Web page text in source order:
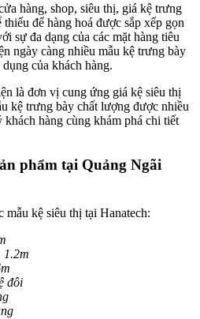
hàng, shop, siêu thị, giá kệ trưng
để hàng hoá được sắp xếp gọn
sự đa dạng của các mặt hàng tiêu
ngày càng nhiều mẫu kệ trưng bày
của khách hàng.
là đơn vị cung ứng giá kệ siêu thị
kệ trưng bày chất lượng được nhiều
hàng cùng khám phá chi tiết
phẩm tại Quảng Ngãi
kệ siêu thị tại Hanatech:
1.2m
đôi